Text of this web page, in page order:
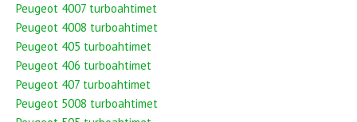
Peugeot 4007 turboahtimet
Peugeot 4008 turboahtimet
Peugeot 405 turboahtimet
Peugeot 406 turboahtimet
Peugeot 407 turboahtimet
Peugeot 5008 turboahtimet